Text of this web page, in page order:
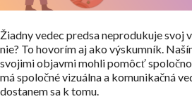
Žiadny vedec predsa neprodukuje svoj
nie? To hovorím aj ako výskumník.
svojimi objavmi mohli pomôcť
má spoločné vizuálna a komunikačná
dostanem sa k tomu.